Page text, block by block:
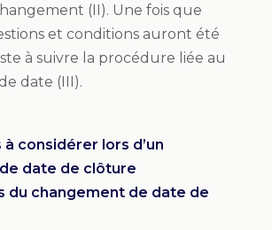
(II). Une fois que
et conditions auront été
à suivre la procédure liée au
date (III).
considérer lors d’un
date de clôture
du changement de date de